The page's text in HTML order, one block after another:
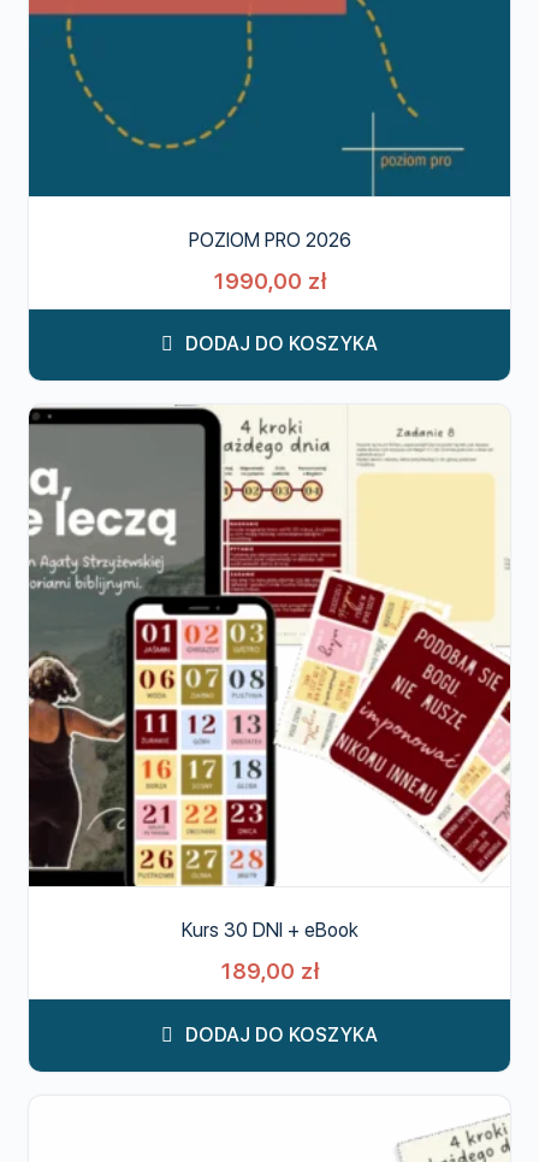
POZIOM PRO 2026
1990,00 zł
DODAJ DO KOSZYKA
Kurs 30 DNI + eBook
189,00 zł
DODAJ DO KOSZYKA